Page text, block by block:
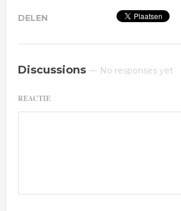
Discussions — No responses yet
REACTIE